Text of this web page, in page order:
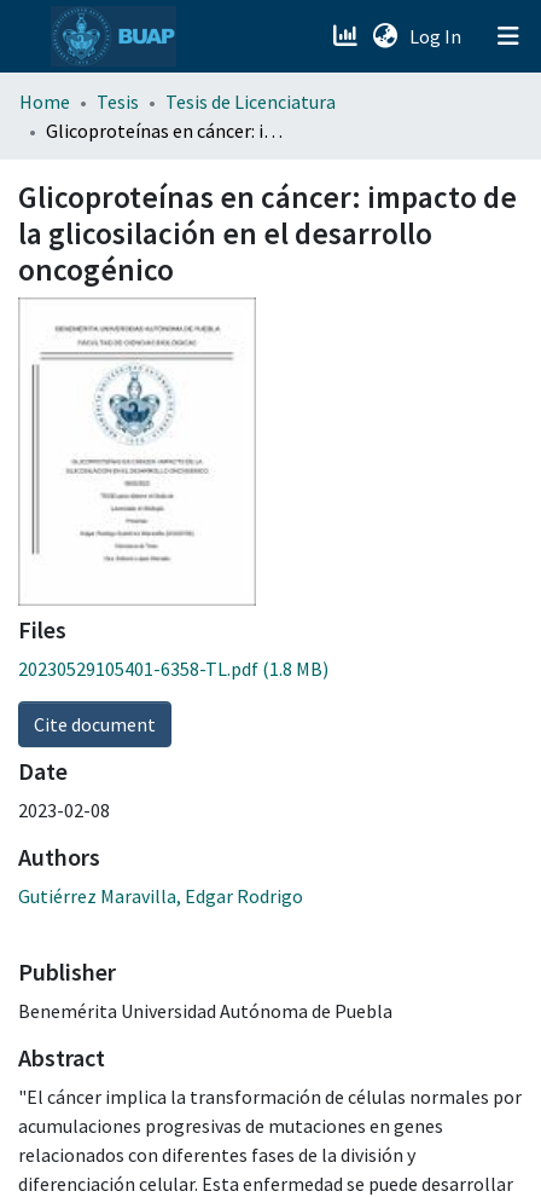
Log In (current)
menu.section.about_menu
Home Tesis
Tesis de Licenciatura
Glicoproteínas en cáncer: impacto de la glicosilación en el desarrollo oncogénico
Glicoproteínas en cáncer: impacto de
la glicosilación en el desarrollo
oncogénico
Files
20230529105401-6358-TL.pdf (1.8 MB)
Cite document
Date
2023-02-08
Authors
Gutiérrez Maravilla, Edgar Rodrigo
Publisher
Benemérita Universidad Autónoma de Puebla
Abstract
"El cáncer implica la transformación de células normales por
acumulaciones progresivas de mutaciones en genes
relacionados con diferentes fases de la división y
diferenciación celular. Esta enfermedad se puede desarrollar